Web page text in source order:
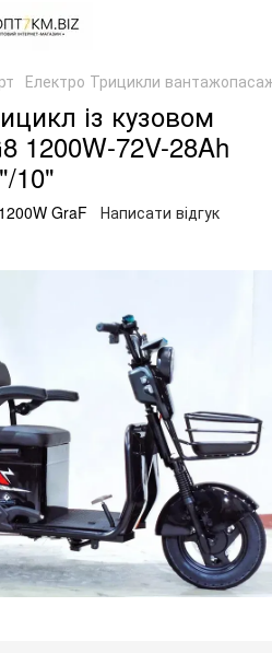
Електро Трицикли
із кузовом
1200W-72V-28Ah
10"
GraF Написати відгук